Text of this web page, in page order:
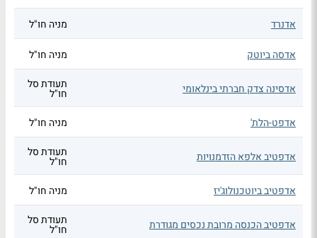
אדנרד מניה חו"ל
אדסה ביוטק מניה חו"ל
אדסינה צדק חברתי בינלאומי תעודת סל
חו"ל
אדפט-הלת'
מניה חו"ל
אדפטיב אלפא הזדמנויות תעודת סל
חו"ל
אדפטיב ביוטכנולוג'יז
מניה חו"ל
אדפטיב הכנסה מרובת נכסים מגודרת תעודת סל
חו"ל